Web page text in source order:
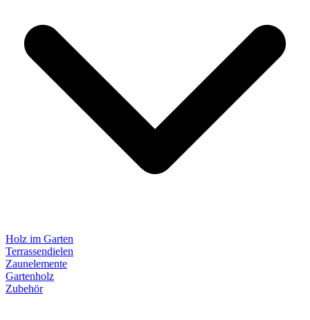
Holz im Garten
Terrassendielen
Zaunelemente
Gartenholz
Zubehör